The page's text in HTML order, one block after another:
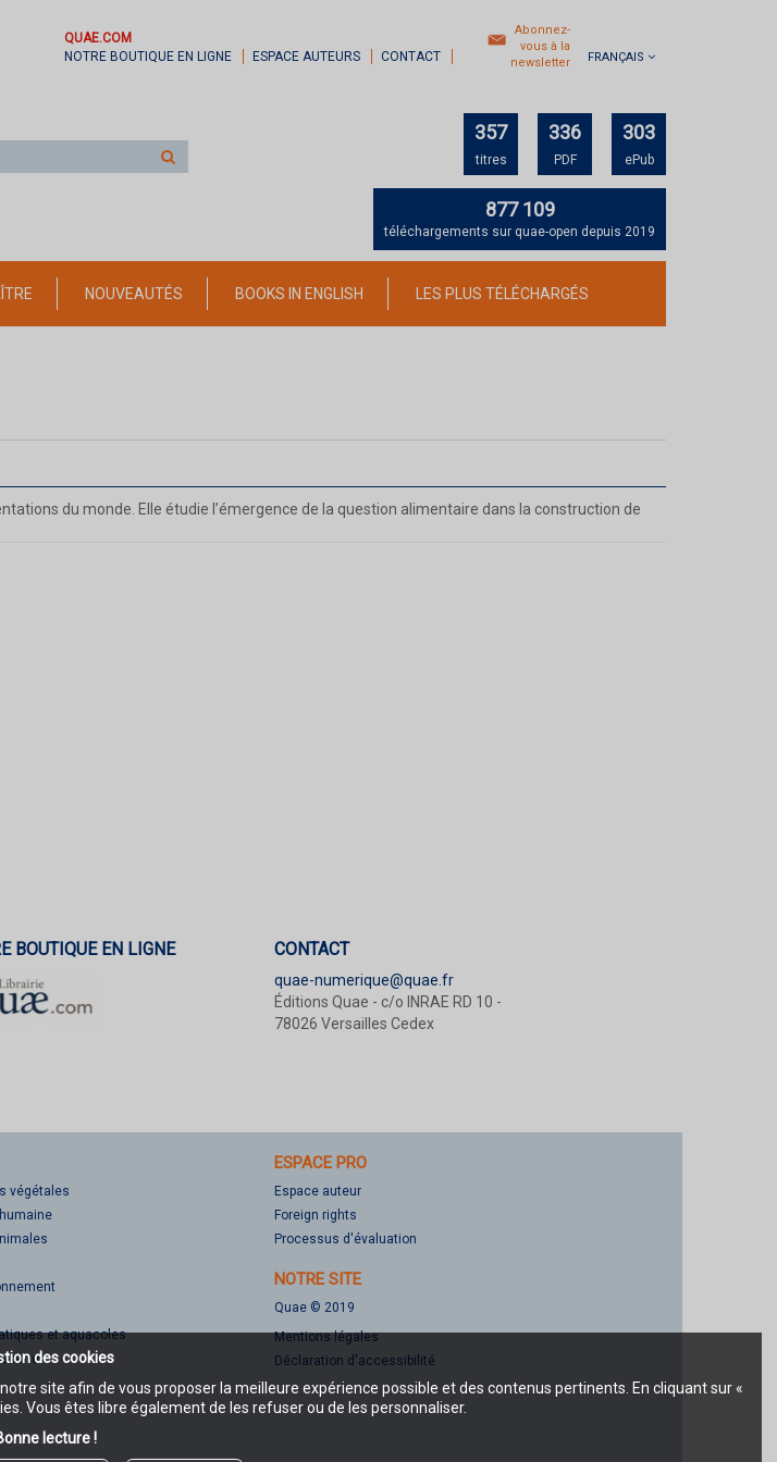
des cookies
site afin de vous proposer la meilleure expérience possible et des contenus pertinents. En cliquant sur «
Vous êtes libre également de les refuser ou de les personnaliser.
lecture !
QUAE.COM
NOTRE BOUTIQUE EN LIGNE
ESPACE AUTEURS CONTACT
Abonnez-
vous à la
newsletter
FRANÇAIS
sur
357
titres
336
PDF
303
ePub
877 109
téléchargements sur quae-open depuis 2019
NOUVEAUTÉS BOOKS IN ENGLISH LES PLUS TÉLÉCHARGÉS
du monde. Elle étudie l’émergence de la question alimentaire dans la construction de
BOUTIQUE EN LIGNE CONTACT
quae-numerique@quae.fr
Éditions Quae - c/o INRAE RD 10 -
78026 Versailles Cedex
végétales
et aquacoles
terre
ESPACE PRO
Espace auteur
Foreign rights
Processus d'évaluation
NOTRE SITE
Quae © 2019
Mentions légales
Déclaration d'accessibilité